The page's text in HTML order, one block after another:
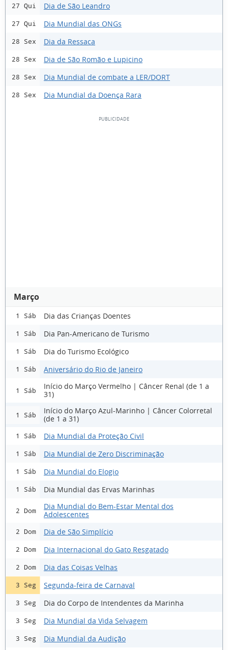
27 Qui Dia de São Leandro
27 Qui Dia Mundial das ONGs
28 Sex Dia da Ressaca
28 Sex Dia de São Romão e Lupicino
28 Sex Dia Mundial de combate a LER/DORT
28 Sex Dia Mundial da Doença Rara
Março
1 Sáb Dia das Crianças Doentes
1 Sáb Dia Pan-Americano de Turismo
1 Sáb Dia do Turismo Ecológico
1 Sáb Aniversário do Rio de Janeiro
1 Sáb
Início do Março Vermelho | Câncer Renal (de 1 a
31)
1 Sáb
Início do Março Azul-Marinho | Câncer Colorretal
(de 1 a 31)
1 Sáb Dia Mundial da Proteção Civil
1 Sáb Dia Mundial de Zero Discriminação
1 Sáb Dia Mundial do Elogio
1 Sáb Dia Mundial das Ervas Marinhas
2 Dom
Dia Mundial do Bem-Estar Mental dos
Adolescentes
2 Dom Dia de São Simplício
2 Dom Dia Internacional do Gato Resgatado
2 Dom Dia das Coisas Velhas
3 Seg Segunda-feira de Carnaval
3 Seg Dia do Corpo de Intendentes da Marinha
3 Seg Dia Mundial da Vida Selvagem
3 Seg Dia Mundial da Audição